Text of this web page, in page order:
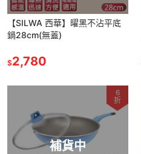
【SILWA 西華】曜黑不沾平底
鍋28cm(無蓋)
$2,780
補貨中
6
折